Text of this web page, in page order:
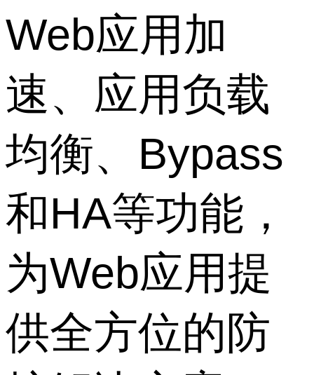
Web应用加
速、应用负载
均衡、Bypass
和HA等功能，
为Web应用提
供全方位的防